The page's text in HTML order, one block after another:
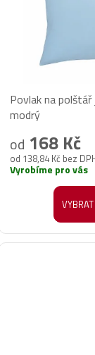
Povlak na
modrý
od 138,84 Kč bez
od 168 Kč
Vyrobíme pro vás